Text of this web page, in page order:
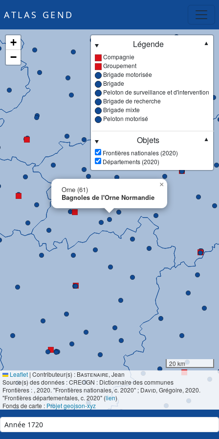
ATLAS GEND
Orne (61)
Bagnoles de l'Orne Normandie
×
+
−
Légende
▼
Compagnie
Groupement
Brigade motorisée
Brigade
Peloton de surveillance et d'intervention
Brigade de recherche
Brigade mixte
Peloton motorisé
Objets
▼
Frontières nationales (2020)
Départements (2020)
20 km
Leaflet | Contributeur(s) : Bastenaire, Jean
Source(s) des données : CREOGN : Dictionnaire des communes
Frontières : , 2020. "Frontières nationales, c. 2020" ; David, Grégoire, 2020.
"Frontières départementales, c. 2020" (lien)
Fonds de carte : Projet geojson-xyz